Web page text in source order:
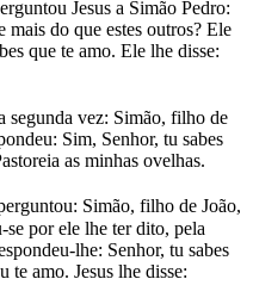
Jesus a Simão Pedro:
mais do que estes outros? Ele
que te amo. Ele lhe disse:
segunda vez: Simão, filho de
Sim, Senhor, tu sabes
as minhas ovelhas.
Simão, filho de João,
se por ele lhe ter dito, pela
lhe: Senhor, tu sabes
te amo. Jesus lhe disse: